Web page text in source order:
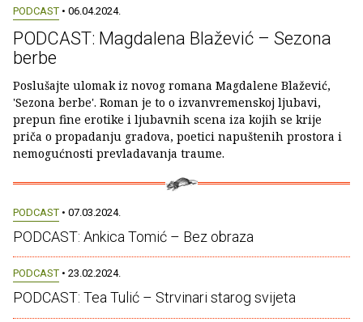
PODCAST • 06.04.2024.
PODCAST: Magdalena Blažević – Sezona
berbe
Poslušajte ulomak iz novog romana Magdalene Blažević,
'Sezona berbe'. Roman je to o izvanvremenskoj ljubavi,
prepun fine erotike i ljubavnih scena iza kojih se krije
priča o propadanju gradova, poetici napuštenih prostora i
nemogućnosti prevladavanja traume.
PODCAST • 07.03.2024.
PODCAST: Ankica Tomić – Bez obraza
PODCAST • 23.02.2024.
PODCAST: Tea Tulić – Strvinari starog svijeta